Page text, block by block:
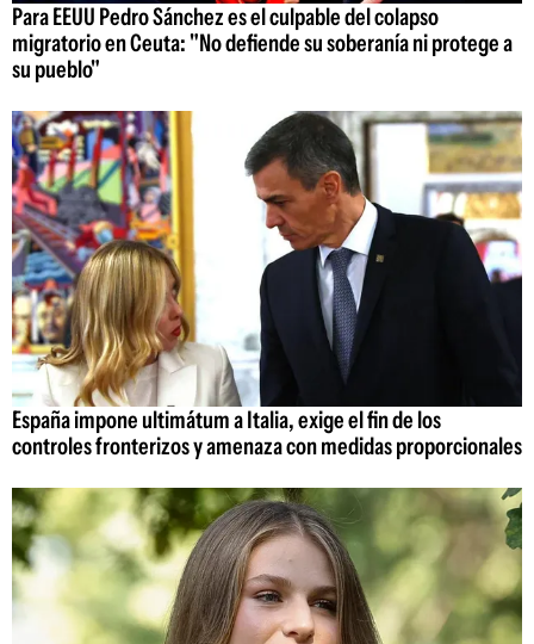
Para EEUU Pedro Sánchez es el culpable del colapso
migratorio en Ceuta: "No defiende su soberanía ni protege a
su pueblo"
España impone ultimátum a Italia, exige el fin de los
controles fronterizos y amenaza con medidas proporcionales